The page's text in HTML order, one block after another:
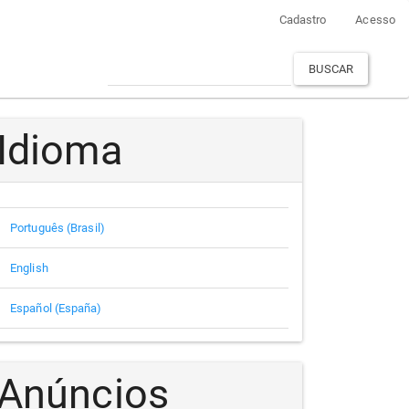
Cadastro Acesso
BUSCAR
Idioma
Português (Brasil)
English
Español (España)